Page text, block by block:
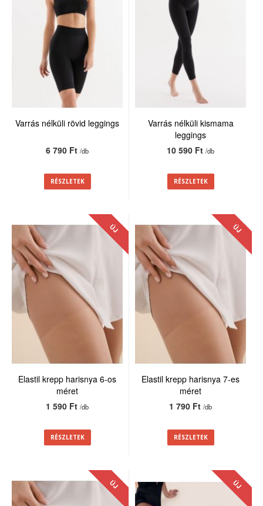
Varrás nélküli rövid leggings
6 790 Ft/db
RÉSZLETEK
Varrás nélküli kismama
leggings
10 590 Ft/db
RÉSZLETEK
ÚJ
Elastil krepp harisnya 6-os
méret
1 590 Ft/db
RÉSZLETEK
ÚJ
Elastil krepp harisnya 7-es
méret
1 790 Ft/db
RÉSZLETEK
ÚJ ÚJ